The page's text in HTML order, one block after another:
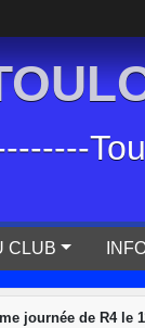
CLUB
journée de R4 le